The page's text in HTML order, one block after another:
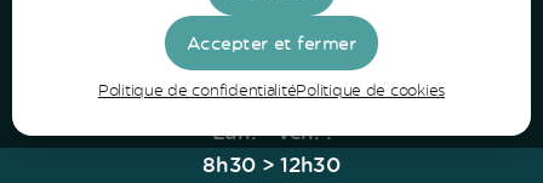
Tel: 05 56 25 28 81
Horaires
Lun. - Ven. :
8h30 > 12h30
Accepter et fermer
Politique de confidentialitéPolitique de cookies